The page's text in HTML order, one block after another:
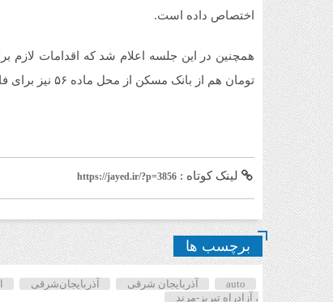
اختصاص داده است.
تومان هم از بانک مسکن از محل ماده ۵۶ نیز برای فاز اول آزادراه در حدفاصل تبریز-صوفیان انجام شده است.
لینک کوتاه : https://jayed.ir/?p=3856
برچسب ها
auto آذربایجان شرقی آذربایجان‌شرقی
، آزادراه تبریز-مرند